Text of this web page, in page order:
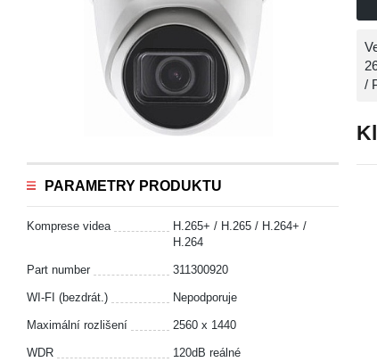
PARAMETRY PRODUKTU
Komprese videa
H.265+ / H.265 / H.264+ /
H.264
Part number 311300920
WI-FI (bezdrát.) Nepodporuje
Maximální rozlišení 2560 x 1440
WDR 120dB reálné
/